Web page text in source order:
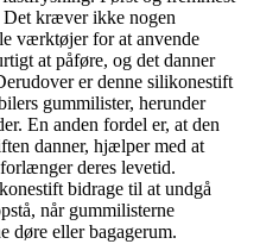
Det kræver ikke nogen
værktøjer for at anvende
at påføre, og det danner
er denne silikonestift
gummilister, herunder
En anden fordel er, at den
danner, hjælper med at
deres levetid.
bidrage til at undgå
når gummilisterne
døre eller bagagerum.